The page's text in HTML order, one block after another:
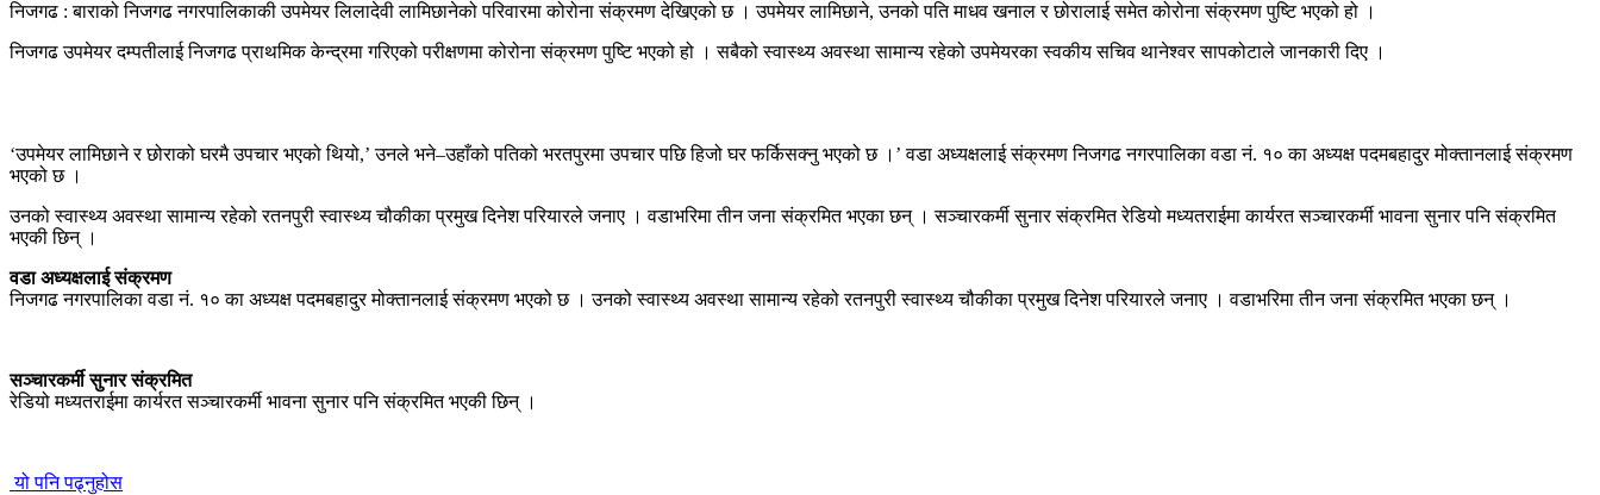
निजगढ : बाराको निजगढ नगरपालिकाकी उपमेयर लिलादेवी लामिछानेको परिवारमा कोरोना संक्रमण देखिएको छ । उपमेयर लामिछाने, उनको पति माधव खनाल र छोरालाई समेत कोरोना संक्रमण पुष्टि भएको हो ।
निजगढ उपमेयर दम्पतीलाई निजगढ प्राथमिक केन्द्रमा गरिएको परीक्षणमा कोरोना संक्रमण पुष्टि भएको हो । सबैको स्वास्थ्य अवस्था सामान्य रहेको उपमेयरका स्वकीय सचिव थानेश्वर सापकोटाले जानकारी दिए ।
‘उपमेयर लामिछाने र छोराको घरमै उपचार भएको थियो,’ उनले भने–उहाँको पतिको भरतपुरमा उपचार पछि हिजो घर फर्किसक्नु भएको छ ।’ वडा अध्यक्षलाई संक्रमण निजगढ नगरपालिका वडा नं. १० का अध्यक्ष पदमबहादुर मोक्तानलाई संक्रमण
भएको छ ।
उनको स्वास्थ्य अवस्था सामान्य रहेको रतनपुरी स्वास्थ्य चौकीका प्रमुख दिनेश परियारले जनाए । वडाभरिमा तीन जना संक्रमित भएका छन् । सञ्चारकर्मी सुनार संक्रमित रेडियो मध्यतराईमा कार्यरत सञ्चारकर्मी भावना सुनार पनि संक्रमित
भएकी छिन् ।
वडा अध्यक्षलाई संक्रमण
निजगढ नगरपालिका वडा नं. १० का अध्यक्ष पदमबहादुर मोक्तानलाई संक्रमण भएको छ । उनको स्वास्थ्य अवस्था सामान्य रहेको रतनपुरी स्वास्थ्य चौकीका प्रमुख दिनेश परियारले जनाए । वडाभरिमा तीन जना संक्रमित भएका छन् ।
सञ्चारकर्मी सुनार संक्रमित
रेडियो मध्यतराईमा कार्यरत सञ्चारकर्मी भावना सुनार पनि संक्रमित भएकी छिन् ।
यो पनि पढ्नुहोस